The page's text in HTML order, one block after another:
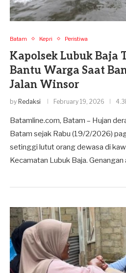
Batam Kepri Peristiwa
Kapolsek Lubuk Baja
Bantu Warga Saat
Jalan Winsor
by Redaksi February 19, 2026
Batamline.com, Batam – Hujan
Batam sejak Rabu (19/2/2026)
setinggi lutut orang dewasa di
Kecamatan Lubuk Baja. Genangan